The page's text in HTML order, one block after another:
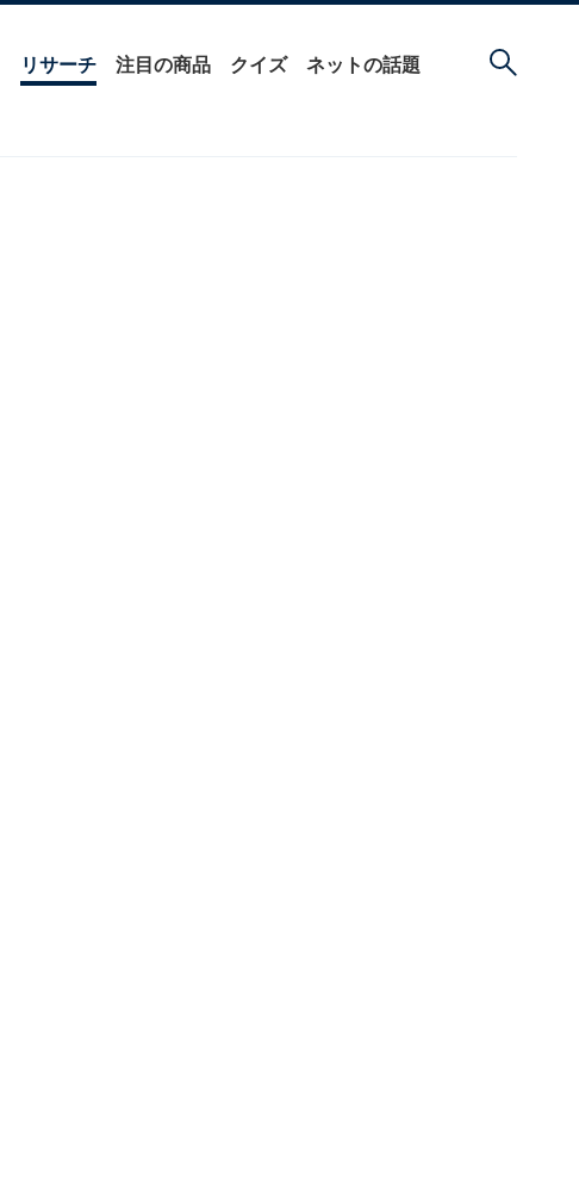
リサーチ 注目の商品 クイズ ネットの話題